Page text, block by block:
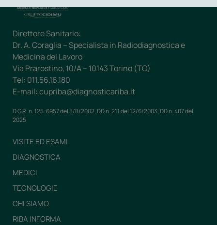
Direttore Sanitario:
Dr. A. Coraglia – Specialista in Radiodiagnostica e
Medicina del Lavoro
Via Prarostino, 10/A – 10143 Torino (TO)
Tel: 011.56.16.180
E-mail: cupriba@diagnosticariba.it
D.G.R. n. 125-6957 del 5/8/2002, DD n. 211 del 12/6/2003, DD n. 407 del
2025
VISITE ED ESAMI
DIAGNOSTICA
MEDICI
TECNOLOGIE
CHI SIAMO
RIBA INFORMA